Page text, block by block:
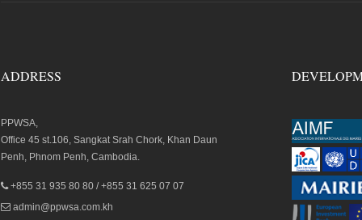
ADDRESS
PPWSA,
Office 45 st.106, Sangkat Srah Chork, Khan Daun
Penh, Phnom Penh, Cambodia.
+855 31 935 80 80 / +855 31 625 07 07
admin@ppwsa.com.kh